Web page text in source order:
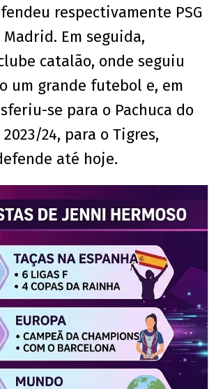
respectivamente PSG
Em seguida,
catalão, onde seguiu
um grande futebol e, em
se para o Pachuca do
24, para o Tigres,
até hoje.